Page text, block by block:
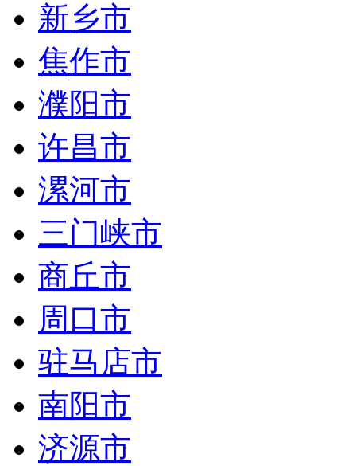
新乡市
焦作市
濮阳市
许昌市
漯河市
三门峡市
商丘市
周口市
驻马店市
南阳市
济源市